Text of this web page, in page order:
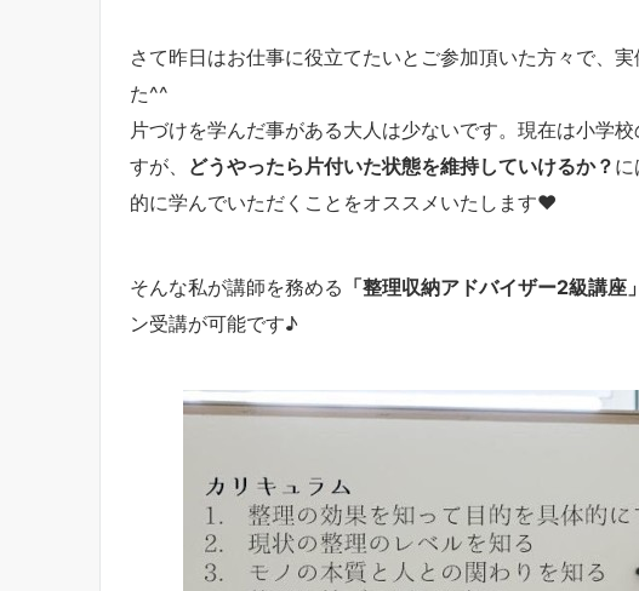
さて昨日はお仕事に役立てたいとご参加頂いた方々で、
た^^
片づけを学んだ事がある大人は少ないです。現在は小学
すが、 どうやったら片付いた状態を維持していけるか？
的に学んでいただくことをオススメいたします❤
そんな私が講師を務める 「整理収納アドバイザー2級講座」
ン受講が可能です♪